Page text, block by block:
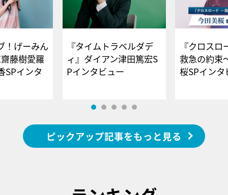
！げーみん
藤樹愛羅
SPインタ
『タイムトラベルダデ
ィ』ダイアン津田篤宏S
Pインタビュー
『クロス
救急の約束
桜SPイ
ピックアップ記事をもっと見る